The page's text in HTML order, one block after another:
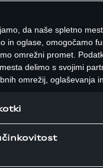
modela Audi
avtomatiziranega.
za vozila, ki
sestavljena iz
celicami.
da naše spletno
in oglase, omogočamo
omrežni promet.
delimo s svojimi
omrežij, oglaševanja